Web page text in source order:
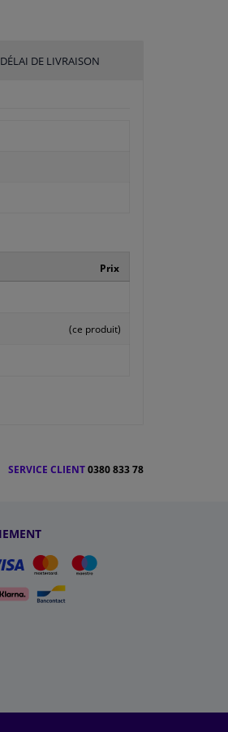
DÉLAI DE LIVRAISON
Prix
(ce produit)
SERVICE CLIENT0380 833 78